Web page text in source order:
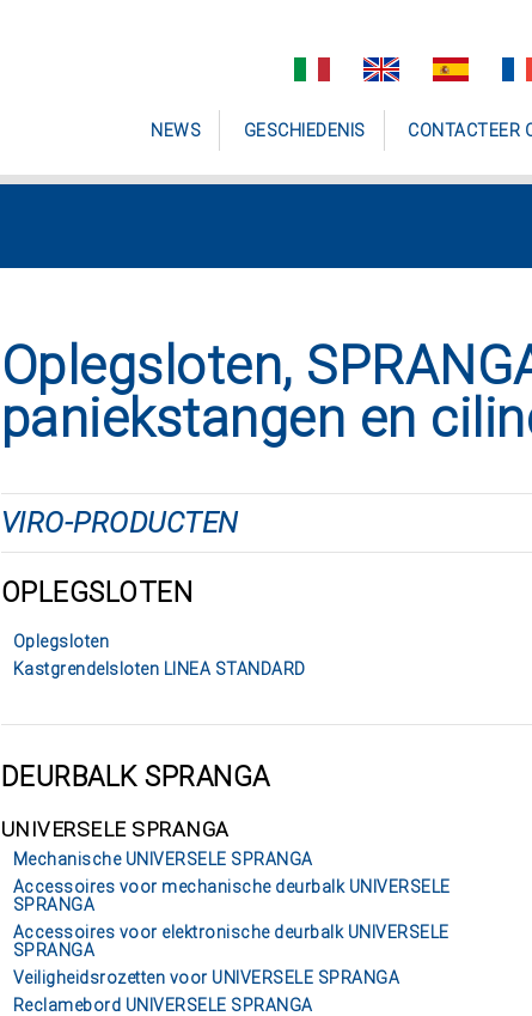
NEWS GESCHIEDENIS CONTACTEER
Oplegsloten,
paniekstangen en
VIRO-PRODUCTEN
OPLEGSLOTEN
Oplegsloten
Kastgrendelsloten LINEA STANDARD
DEURBALK SPRANGA
UNIVERSELE SPRANGA
Mechanische UNIVERSELE SPRANGA
Accessoires voor mechanische deurbalk UNIVERSELE
SPRANGA
Accessoires voor elektronische deurbalk UNIVERSELE
SPRANGA
Veiligheidsrozetten voor UNIVERSELE SPRANGA
Reclamebord UNIVERSELE SPRANGA